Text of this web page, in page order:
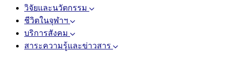
วิจัยและนวัตกรรม
ชีวิตในจุฬาฯ
บริการสังคม
สาระความรู้และข่าวสาร